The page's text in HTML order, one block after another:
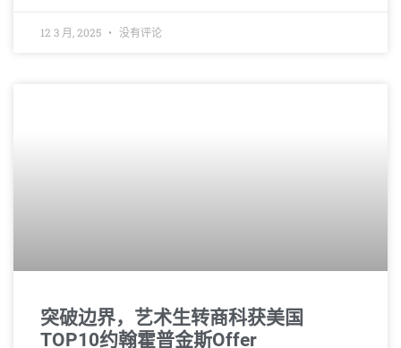
12 3 月, 2025 没有评论
突破边界，艺术生转商科获美国
TOP10约翰霍普金斯Offer